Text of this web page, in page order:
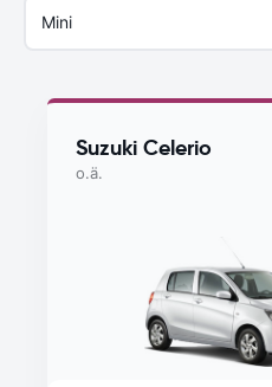
Mini
Suzuki Celerio
o.ä.